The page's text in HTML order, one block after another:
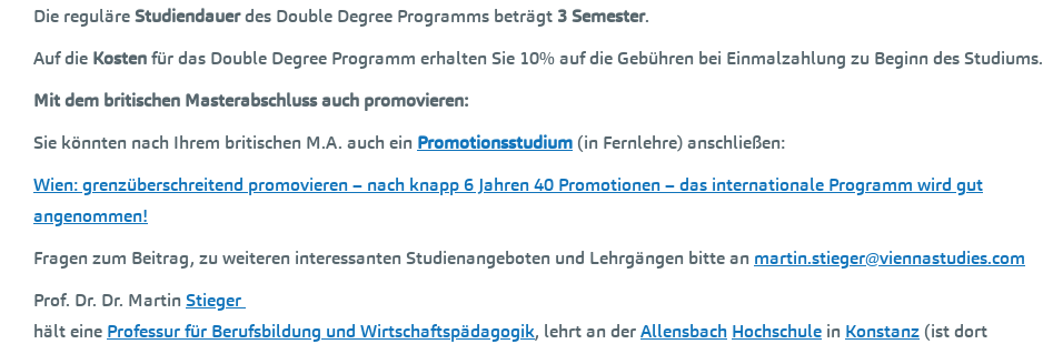
Die reguläreStudiendauerdes Double Degree Programms beträgt 3 Semester.
Auf die Kostenfür das Double Degree Programm erhalten Sie 10% auf die Gebühren bei Einmalzahlung zu Beginn des Studiums.
Mit dem britischen Masterabschluss auch promovieren:
Sie könnten nach Ihrem britischen M.A. auch ein Promotionsstudium (in Fernlehre) anschließen:
Wien: grenzüberschreitend promovieren – nach knapp 6 Jahren 40 Promotionen – das internationale Programm wird gut
angenommen!
Fragen zum Beitrag, zu weiteren interessanten Studienangeboten und Lehrgängen bitte an martin.stieger@viennastudies.com
Prof. Dr. Dr. Martin Stieger
hält eine Professur für Berufsbildung und Wirtschaftspädagogik, lehrt an derAllensbach Hochschule in Konstanz (ist dort